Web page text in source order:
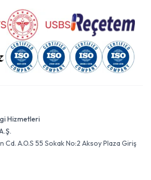
Hizmetleri
Cd. A.O.S 55 Sokak No:2 Aksoy Plaza Giriş